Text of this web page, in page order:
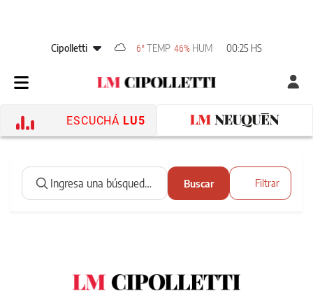
Cipolletti 6°TEMP 46% HUM 00:25 HS
ESCUCHÁ LU5
Buscar Filtrar